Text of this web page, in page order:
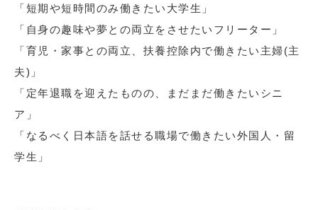
「短期や短時間のみ働きたい大学生」
「自身の趣味や夢との両立をさせたいフリーター」
「育児・家事との両立、扶養控除内で働きたい主婦(主
夫)」
「定年退職を迎えたものの、まだまだ働きたいシニ
ア」
「なるべく日本語を話せる職場で働きたい外国人・留
学生」